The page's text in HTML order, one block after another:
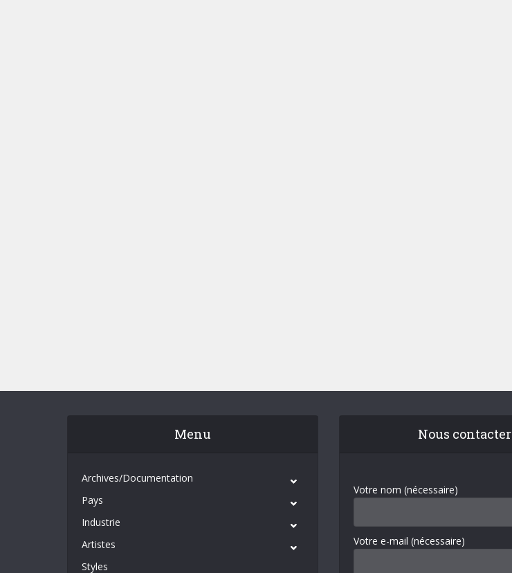
Menu
Archives/Documentation
Pays
Industrie
Artistes
Styles
Nous contacter
Votre nom (nécessaire)
Votre e-mail (nécessaire)